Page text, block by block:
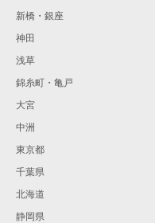
新橋・銀座
神田
浅草
錦糸町・亀戸
大宮
中洲
東京都
千葉県
北海道
静岡県